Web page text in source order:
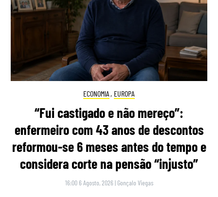
ECONOMIA , EUROPA
“Fui castigado e não mereço”:
enfermeiro com 43 anos de descontos
reformou-se 6 meses antes do tempo e
considera corte na pensão “injusto”
16:00 6 Agosto, 2026 | Gonçalo Viegas